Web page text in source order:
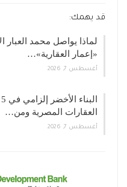
قد يهمك:
لماذا يواصل محمد العبار
«إعمار العقارية»…
أغسطس 7, 2026
العقارات المصرية ومن…
أغسطس 7, 2026